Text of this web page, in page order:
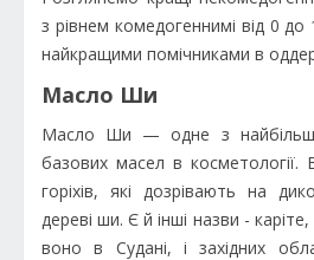
з рівнем комедогеннимі від 0 до
найкращими помічниками в
Масло Ши
Масло Ши — одне з найбільш
базових масел в косметології.
горіхів, які дозрівають на
дереві ши. Є й інші назви -
воно в Судані, і західних